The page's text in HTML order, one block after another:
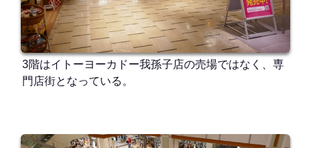
3階はイトーヨーカドー我孫子店の売場ではなく、専
門店街となっている。